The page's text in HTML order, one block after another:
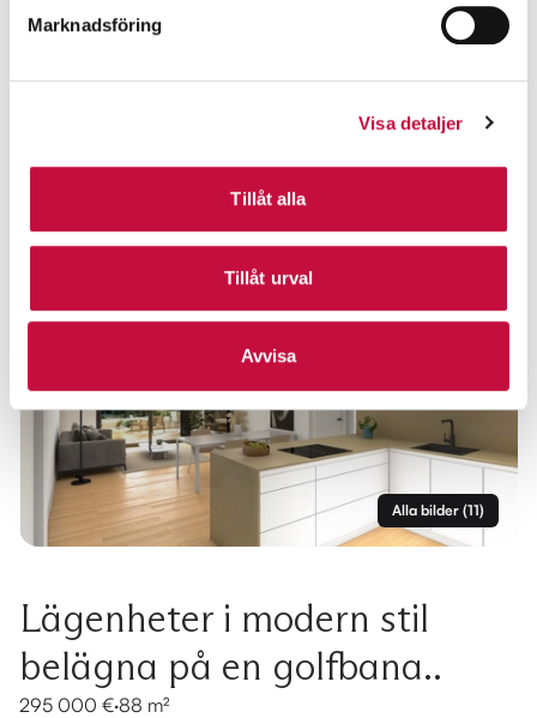
Marknadsföring
Visa detaljer
Tillåt alla
Tillåt urval
Avvisa
Alla bilder (11)
Lägenheter i modern stil
belägna på en golfbana..
295 000 €·88 m²